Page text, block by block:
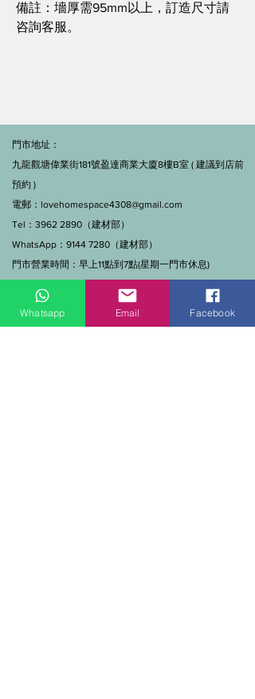
備註：墻厚需95mm以上，訂造尺寸請
咨詢客服。
門市地址：
九龍觀塘偉業街181號盈達商業大廈8樓B室 ( 建議到店前
預約 )
電郵： lovehomespace4308@gmail.com
Tel：3962 2890（建材部）
WhatsApp：9144 7280（建材部）
門市營業時間：早上11點到7點(星期一門市休息)
Whatsapp Email Facebook